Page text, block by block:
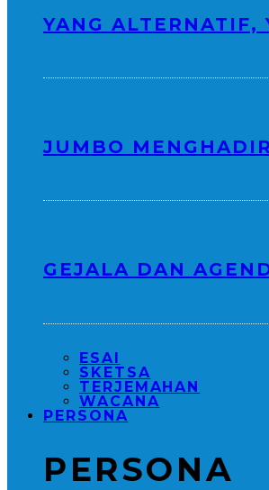
YANG
JUMBO
GEJALA DAN
ESAI
SKETSA
TERJEMAHAN
WACANA
PERSONA
PERSONA